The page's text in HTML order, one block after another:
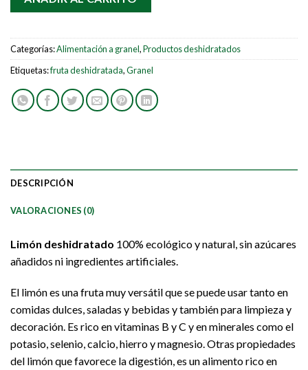
Categorías:Alimentación a granel,Productos deshidratados
Etiquetas:fruta deshidratada,Granel
DESCRIPCIÓN
VALORACIONES (0)
Limón deshidratado 100% ecológico y natural, sin azúcares
añadidos ni ingredientes artificiales.
El limón es una fruta muy versátil que se puede usar tanto en
comidas dulces, saladas y bebidas y también para limpieza y
decoración. Es rico en vitaminas B y C y en minerales como el
potasio, selenio, calcio, hierro y magnesio. Otras propiedades
del limón que favorece la digestión, es un alimento rico en